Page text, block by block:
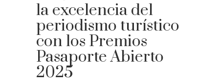
la excelencia del
periodismo turístico
con los Premios
Pasaporte Abierto
2025